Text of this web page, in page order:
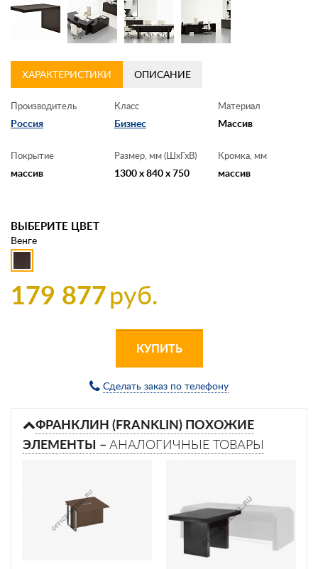
ХАРАКТЕРИСТИКИ ОПИСАНИЕ
Производитель
Россия
Класс
Бизнес
Материал
Массив
Покрытие
массив
Размер, мм (ШхГхВ)
1300 x 840 x 750
Кромка, мм
массив
ВЫБЕРИТЕ ЦВЕТ
Венге
179 877руб.
КУПИТЬ
Сделать заказ по телефону
ФРАНКЛИН (FRANKLIN) ПОХОЖИЕ
ЭЛЕМЕНТЫ – АНАЛОГИЧНЫЕ ТОВАРЫ